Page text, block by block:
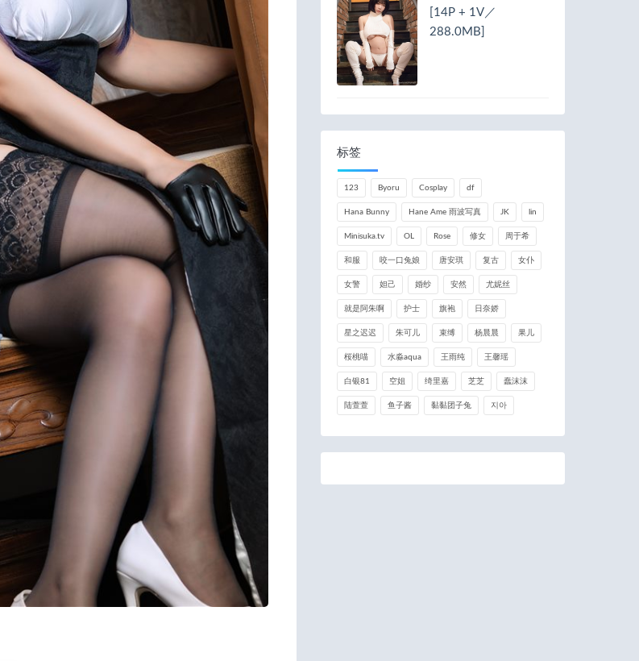
[14P + 1V／
288.0MB]
标签
123 Byoru Cosplay df
Hana Bunny Hane Ame 雨波写真 JK lin
Minisuka.tv OL Rose 修女 周于希
和服 咬一口兔娘 唐安琪 复古 女仆
女警 妲己 婚纱 安然 尤妮丝
就是阿朱啊 护士 旗袍 日奈娇
星之迟迟 朱可儿 束缚 杨晨晨 果儿
桜桃喵 水淼aqua 王雨纯 王馨瑶
白银81 空姐 绮里嘉 芝芝 蠢沫沫
陆萱萱 鱼子酱 黏黏团子兔 지아